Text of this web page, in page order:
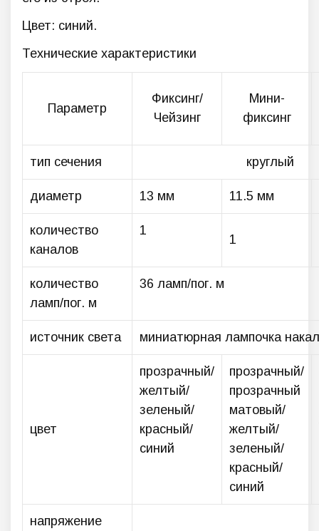
Цвет: синий.
Технические характеристики
Параметр
Фиксинг/
Чейзинг
Мини-
фиксинг
тип сечения круглый
диаметр 13 мм 11.5 мм
количество
каналов
1
1
количество
ламп/пог. м
36 ламп/пог. м
источник света миниатюрная лампочка
цвет
прозрачный/
желтый/
зеленый/
красный/
синий
прозрачный/
прозрачный
матовый/
желтый/
зеленый/
красный/
синий
напряжение